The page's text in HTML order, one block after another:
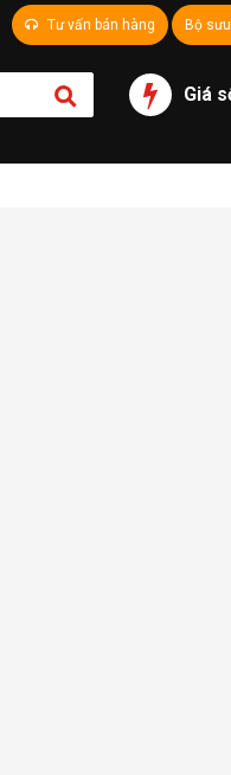
Tư vấn bán hàng Bộ
Giá